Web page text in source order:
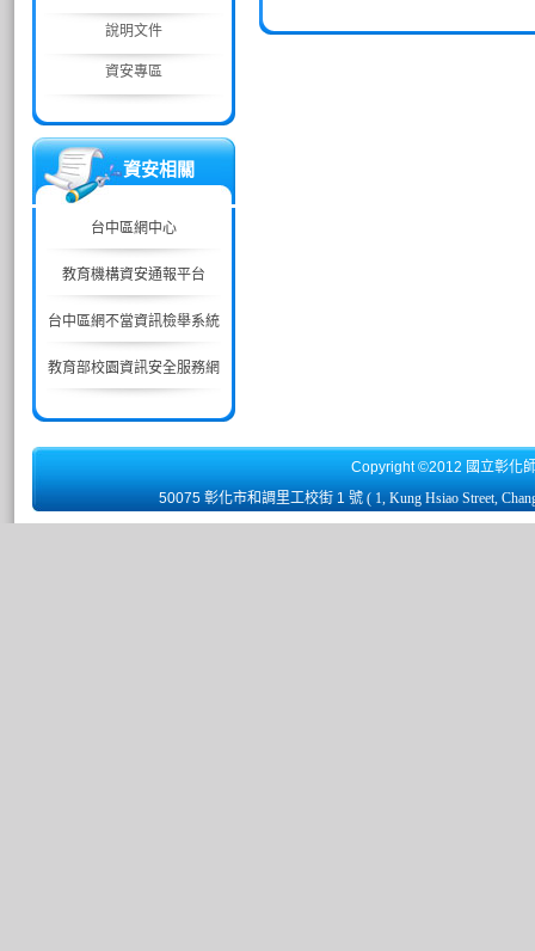
說明文件
資安專區
資安相關
台中區網中心
教育機構資安通報平台
台中區網不當資訊檢舉系統
教育部校園資訊安全服務網
Copyright ©2012 國立彰化
50075 彰化市和調里工校街 1 號 ( 1, Kung Hsiao Street,